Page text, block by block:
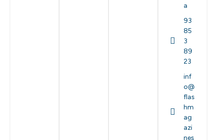
a
93
85
3
89
23
inf
o@
flas
hm
ag
azi
nes